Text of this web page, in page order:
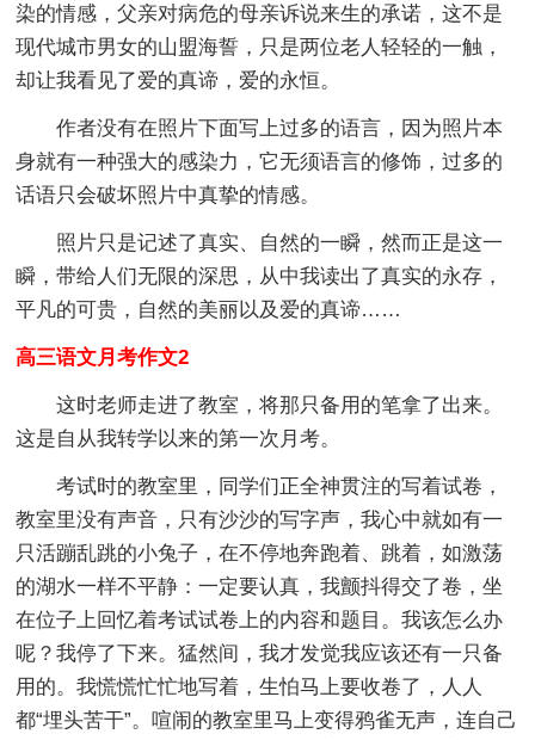
染的情感，父亲对病危的母亲诉说来生的承诺，这不是
现代城市男女的山盟海誓，只是两位老人轻轻的一触，
却让我看见了爱的真谛，爱的永恒。
作者没有在照片下面写上过多的语言，因为照片本
身就有一种强大的感染力，它无须语言的修饰，过多的
话语只会破坏照片中真挚的情感。
照片只是记述了真实、自然的一瞬，然而正是这一
瞬，带给人们无限的深思，从中我读出了真实的永存，
平凡的可贵，自然的美丽以及爱的真谛……
高三语文月考作文2
这时老师走进了教室，将那只备用的笔拿了出来。
这是自从我转学以来的第一次月考。
考试时的教室里，同学们正全神贯注的写着试卷，
教室里没有声音，只有沙沙的写字声，我心中就如有一
只活蹦乱跳的小兔子，在不停地奔跑着、跳着，如激荡
的湖水一样不平静：一定要认真，我颤抖得交了卷，坐
在位子上回忆着考试试卷上的内容和题目。我该怎么办
呢？我停了下来。猛然间，我才发觉我应该还有一只备
用的。我慌慌忙忙地写着，生怕马上要收卷了，人人
都“埋头苦干”。喧闹的教室里马上变得鸦雀无声，连自己